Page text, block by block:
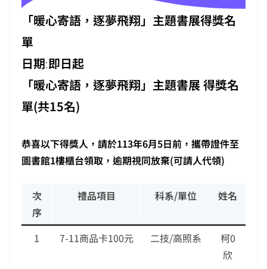
「暖心寄語，逐夢飛翔」主題書展得獎名
單
日期:即日起
「暖心寄語，逐夢飛翔」主題書展 得獎名
單(共15名)
恭喜以下得獎人，請於113年6月5日前，攜帶證件至
圖書館1樓櫃台領取，逾期視同放棄(可請人代領)
次
序
禮品項目 科系/單位 姓名
1 7-11商品卡100元 二技/高照系
柯0
欣